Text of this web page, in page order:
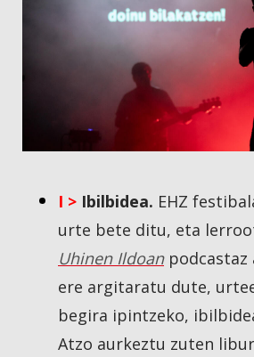
I > Ibilbidea. EHZ
urte bete ditu, eta
Uhinen Ildoanpodcastaz
ere argitaratu dute,
begira ipintzeko,
Atzo aurkeztu zuten